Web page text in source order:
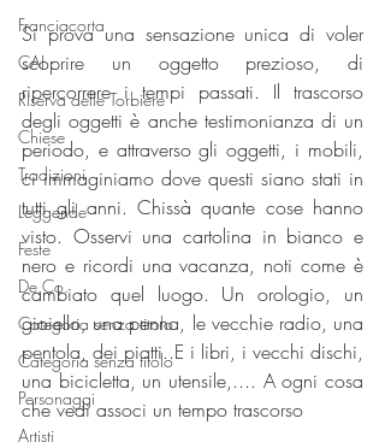
Franciacorta
CAI
Riserva delle Torbiere
Chiese
Tradizioni
Leggende
Feste
De.Co.
Categoria senza titolo
Categoria senza titolo
Personaggi
Artisti
Si prova una sensazione unica di voler
scoprire un oggetto prezioso, di
ripercorrere i tempi passati. Il trascorso
degli oggetti è anche testimonianza di un
periodo, e attraverso gli oggetti, i mobili,
ci immaginiamo dove questi siano stati in
tutti gli anni. Chissà quante cose hanno
visto. Osservi una cartolina in bianco e
nero e ricordi una vacanza, noti come è
cambiato quel luogo. Un orologio, un
gioiello, una penna, le vecchie radio, una
pentola, dei piatti..E i libri, i vecchi dischi,
una bicicletta, un utensile,.... A ogni cosa
che vedi associ un tempo trascorso